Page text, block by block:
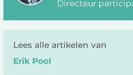
Directeur
Lees alle artikelen van
Erik Pool